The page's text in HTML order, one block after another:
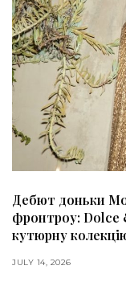
Дебют доньки
фронтроу: Dolce
кутюрну
JULY 14, 2026